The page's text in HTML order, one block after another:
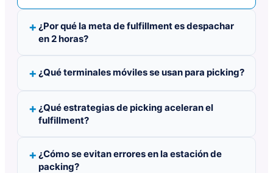
¿Por qué la meta de fulfillment es despachar
en 2 horas?
¿Qué terminales móviles se usan para picking?
¿Qué estrategias de picking aceleran el
fulfillment?
¿Cómo se evitan errores en la estación de
packing?